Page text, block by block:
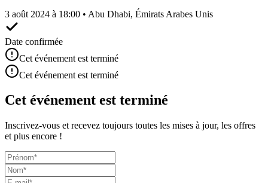
3 août 2024 à 18:00 • Abu Dhabi, Émirats Arabes Unis
Date confirmée
Cet événement est terminé
Cet événement est terminé
Cet événement est terminé
Inscrivez-vous et recevez toujours toutes les mises à jour, les offres
et plus encore !